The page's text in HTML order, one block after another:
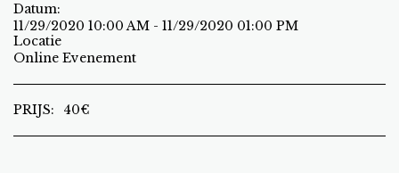
Datum:
11/29/2020 10:00 AM - 11/29/2020 01:00 PM
Locatie
Online Evenement
PRIJS: 40€